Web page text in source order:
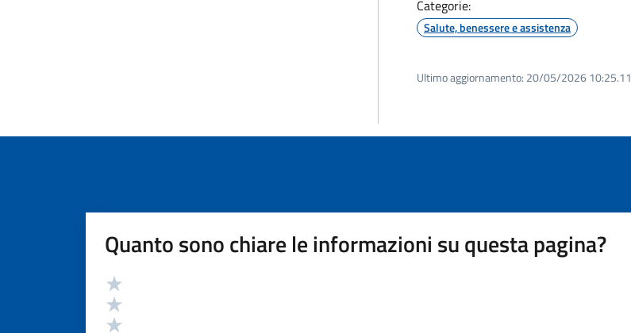
Categorie:
Salute, benessere e assistenza
Ultimo aggiornamento: 20/05/2026 10:25.11
Quanto sono chiare le informazioni su questa pagina?
Valutazione